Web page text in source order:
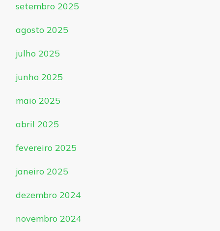
setembro 2025
agosto 2025
julho 2025
junho 2025
maio 2025
abril 2025
fevereiro 2025
janeiro 2025
dezembro 2024
novembro 2024